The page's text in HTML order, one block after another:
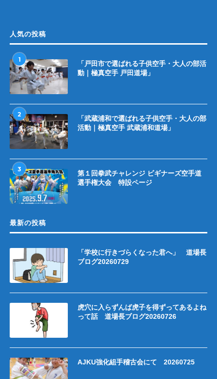
人気の投稿
1
「戸田市で選ばれる子供空手・大人の部活
動｜極真空手 戸田道場」
2
「武蔵浦和で選ばれる子供空手・大人の部
活動｜極真空手 武蔵浦和道場」
3
第１回拳武チャレンジ ビギナーズ空手道
選手権大会 特設ページ
最新の投稿
「学校に行きづらくなった君へ」 道場長
ブログ20260729
虎穴に入らずんば虎子を得ずってあるよね
って話 道場長ブログ20260726
AJKU強化組手稽古会にて 20260725